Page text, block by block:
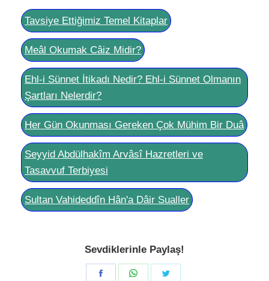
Tavsiye Ettiğimiz Temel Kitaplar
Meâl Okumak Câiz Midir?
Ehl-i Sünnet İtikadı Nedir? Ehl-i Sünnet Olmanın
Şartları Nelerdir?
Her Gün Okunması Gereken Çok Mühim Bir Duâ
Seyyid Abdülhakîm Arvâsî Hazretleri ve
Tasavvuf Terbiyesi
Sultan Vahideddîn Hân'a Dâir Sualler
Sevdiklerinle Paylaş!
Share
Share